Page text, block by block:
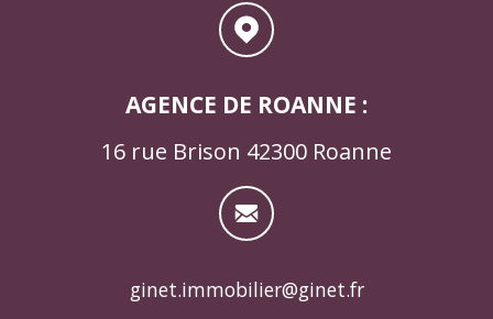
AGENCE DE ROANNE :
16 rue Brison 42300 Roanne
ginet.immobilier@ginet.fr